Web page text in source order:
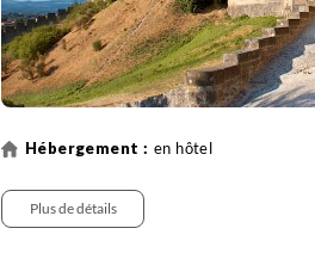
en hôtel
Plus de détails